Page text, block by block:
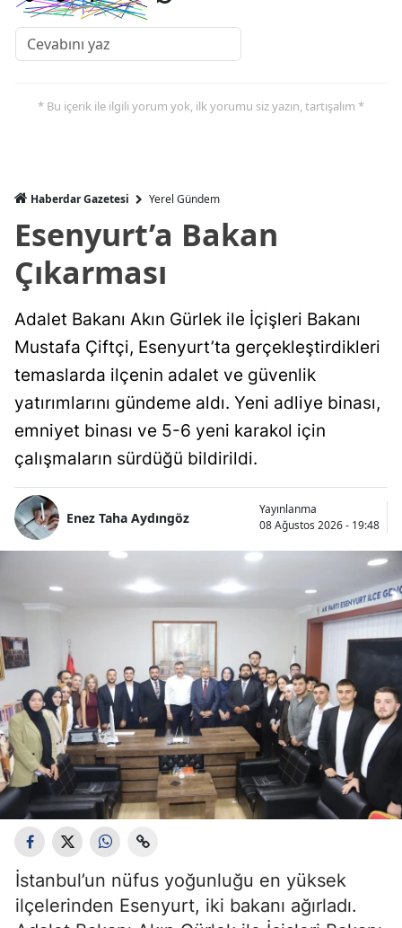
* Bu içerik ile ilgili yorum yok, ilk yorumu siz yazın, tartışalım *
Haberdar Gazetesi Yerel Gündem
Esenyurt’a Bakan
Çıkarması
Adalet Bakanı Akın Gürlek ile İçişleri Bakanı
Mustafa Çiftçi, Esenyurt’ta gerçekleştirdikleri
temaslarda ilçenin adalet ve güvenlik
yatırımlarını gündeme aldı. Yeni adliye binası,
emniyet binası ve 5-6 yeni karakol için
çalışmaların sürdüğü bildirildi.
Enez Taha Aydıngöz
Yayınlanma
08 Ağustos 2026 - 19:48
İstanbul’un nüfus yoğunluğu en yüksek
ilçelerinden Esenyurt, iki bakanı ağırladı.